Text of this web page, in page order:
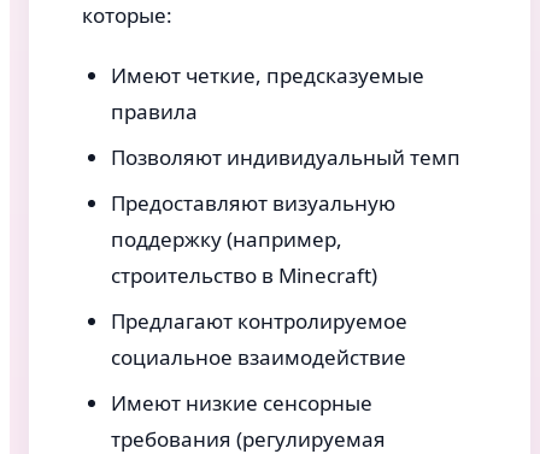
которые:
Имеют четкие, предсказуемые
правила
Позволяют индивидуальный темп
Предоставляют визуальную
поддержку (например,
строительство в Minecraft)
Предлагают контролируемое
социальное взаимодействие
Имеют низкие сенсорные
требования (регулируемая